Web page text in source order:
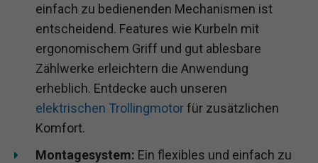
einfach zu bedienenden Mechanismen ist
entscheidend. Features wie Kurbeln mit
ergonomischem Griff und gut ablesbare
Zählwerke erleichtern die Anwendung
erheblich. Entdecke auch unseren
elektrischen Trollingmotorfür zusätzlichen
Komfort.
Montagesystem: Ein flexibles und einfach zu